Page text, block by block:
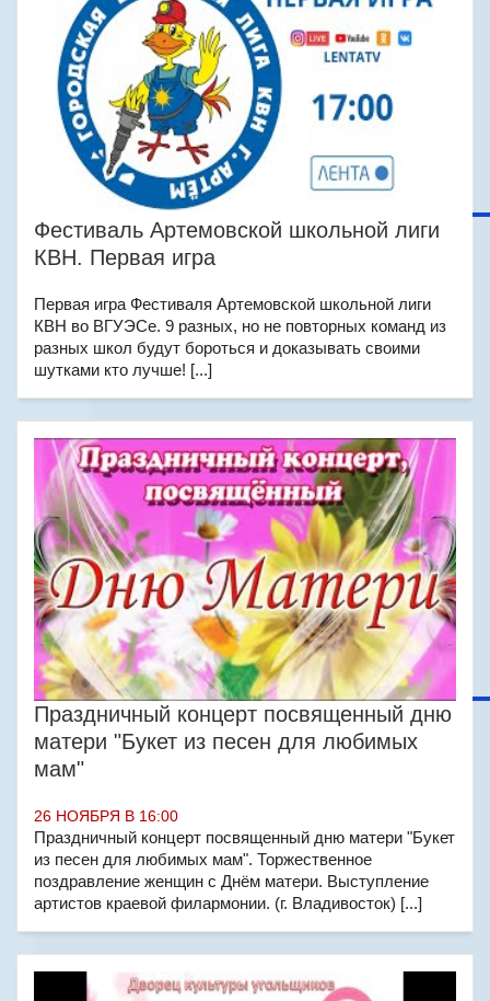
Фестиваль Артемовской школьной лиги
КВН. Первая игра
Первая игра Фестиваля Артемовской школьной лиги
КВН во ВГУЭСе. 9 разных, но не повторных команд из
разных школ будут бороться и доказывать своими
шутками кто лучше! [...]
Праздничный концерт посвященный дню
матери "Букет из песен для любимых
мам"
26 НОЯБРЯ В 16:00
Праздничный концерт посвященный дню матери "Букет
из песен для любимых мам". Торжественное
поздравление женщин с Днём матери. Выступление
артистов краевой филармонии. (г. Владивосток) [...]